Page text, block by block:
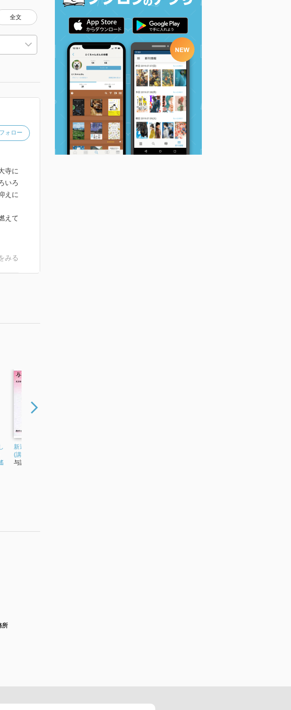
全文
ォロー
寺に
いろ
えに
えて
みる
新選 与謝野晶子歌集
(講談社文芸文庫)
与謝野晶子
所